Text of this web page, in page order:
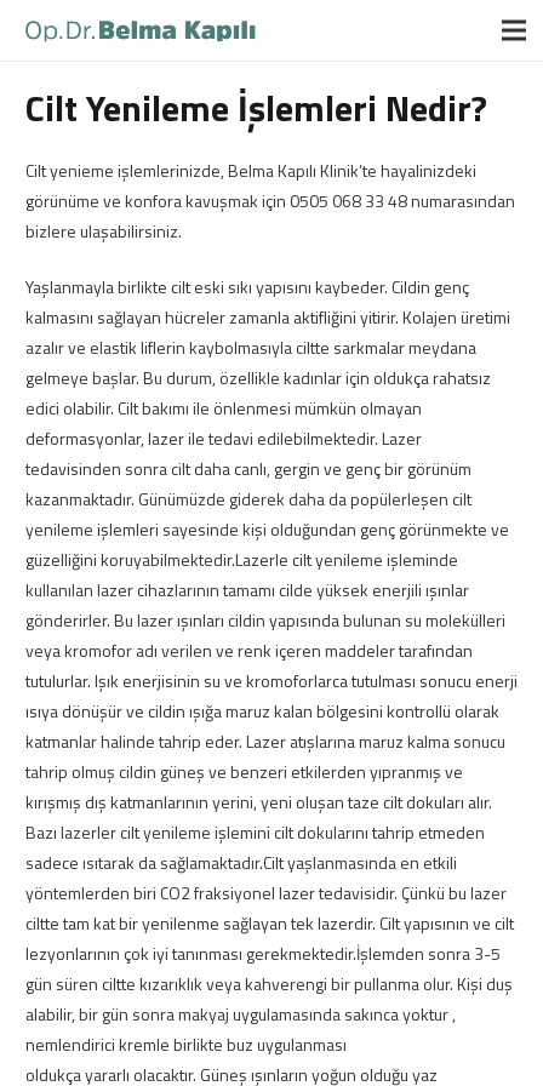
Cilt Yenileme İşlemleri Nedir?
Cilt yenieme işlemlerinizde, Belma Kapılı Klinik’te hayalinizdeki
görünüme ve konfora kavuşmak için 0505 068 33 48 numarasından
bizlere ulaşabilirsiniz.
Yaşlanmayla birlikte cilt eski sıkı yapısını kaybeder. Cildin genç
kalmasını sağlayan hücreler zamanla aktifliğini yitirir. Kolajen üretimi
azalır ve elastik liflerin kaybolmasıyla ciltte sarkmalar meydana
gelmeye başlar. Bu durum, özellikle kadınlar için oldukça rahatsız
edici olabilir. Cilt bakımı ile önlenmesi mümkün olmayan
deformasyonlar, lazer ile tedavi edilebilmektedir. Lazer
tedavisinden sonra cilt daha canlı, gergin ve genç bir görünüm
kazanmaktadır. Günümüzde giderek daha da popülerleşen cilt
yenileme işlemleri sayesinde kişi olduğundan genç görünmekte ve
güzelliğini koruyabilmektedir.Lazerle cilt yenileme işleminde
kullanılan lazer cihazlarının tamamı cilde yüksek enerjili ışınlar
gönderirler. Bu lazer ışınları cildin yapısında bulunan su molekülleri
veya kromofor adı verilen ve renk içeren maddeler tarafından
tutulurlar. Işık enerjisinin su ve kromoforlarca tutulması sonucu enerji
ısıya dönüşür ve cildin ışığa maruz kalan bölgesini kontrollü olarak
katmanlar halinde tahrip eder. Lazer atışlarına maruz kalma sonucu
tahrip olmuş cildin güneş ve benzeri etkilerden yıpranmış ve
kırışmış dış katmanlarının yerini, yeni oluşan taze cilt dokuları alır.
Bazı lazerler cilt yenileme işlemini cilt dokularını tahrip etmeden
sadece ısıtarak da sağlamaktadır.Cilt yaşlanmasında en etkili
yöntemlerden biri CO2 fraksiyonel lazer tedavisidir. Çünkü bu lazer
ciltte tam kat bir yenilenme sağlayan tek lazerdir. Cilt yapısının ve cilt
lezyonlarının çok iyi tanınması gerekmektedir.İşlemden sonra 3-5
gün süren ciltte kızarıklık veya kahverengi bir pullanma olur. Kişi duş
alabilir, bir gün sonra makyaj uygulamasında sakınca yoktur ,
nemlendirici kremle birlikte buz uygulanması
oldukça yararlı olacaktır. Güneş ışınların yoğun olduğu yaz